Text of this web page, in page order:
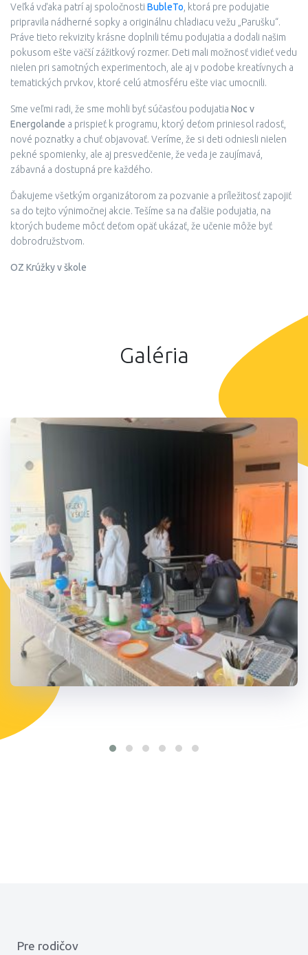
Veľká vďaka patrí aj spoločnosti BubleTo , ktorá pre podujatie
pripravila nádherné sopky a originálnu chladiacu vežu „Parušku“.
Práve tieto rekvizity krásne doplnili tému podujatia a dodali našim
pokusom ešte väčší zážitkový rozmer. Deti mali možnosť vidieť vedu
nielen pri samotných experimentoch, ale aj v podobe kreatívnych a
tematických prvkov, ktoré celú atmosféru ešte viac umocnili.
Sme veľmi radi, že sme mohli byť súčasťou podujatia Noc v
Energolande a prispieť k programu, ktorý deťom priniesol radosť,
nové poznatky a chuť objavovať. Veríme, že si deti odniesli nielen
pekné spomienky, ale aj presvedčenie, že veda je zaujímavá,
zábavná a dostupná pre každého.
Ďakujeme všetkým organizátorom za pozvanie a príležitosť zapojiť
sa do tejto výnimočnej akcie. Tešíme sa na ďalšie podujatia, na
ktorých budeme môcť deťom opäť ukázať, že učenie môže byť
dobrodružstvom.
OZ Krúžky v škole
Galéria
Pre rodičov